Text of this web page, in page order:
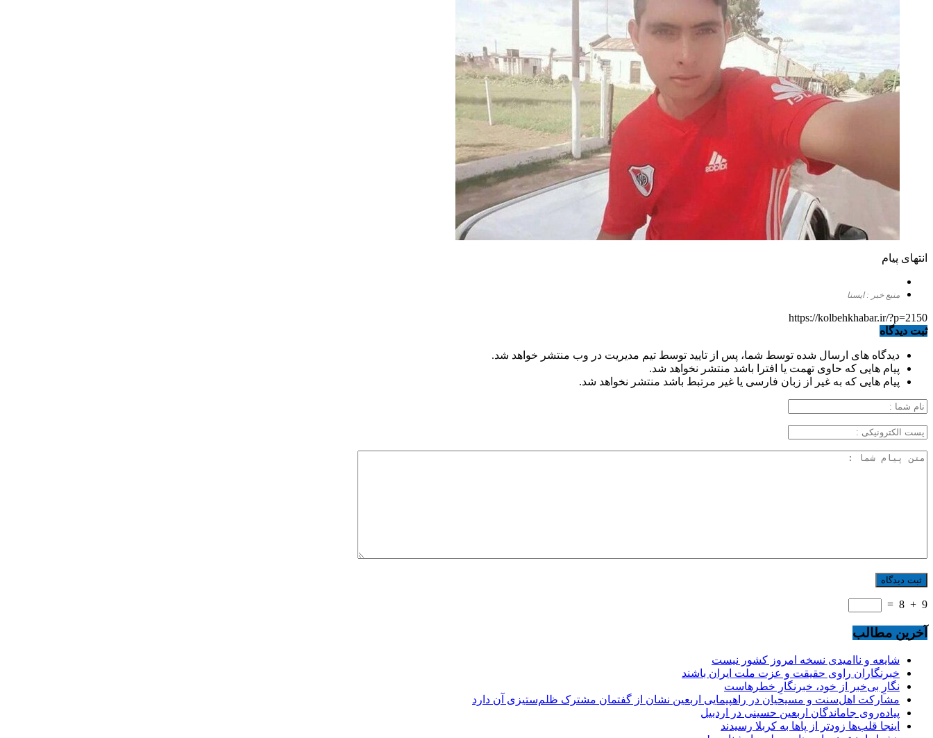
انتهای پیام
منبع خبر : ایسنا
https://kolbehkhabar.ir/?p=2150
ثبت دیدگاه
دیدگاه های ارسال شده توسط شما، پس از تایید توسط تیم مدیریت در وب منتشر خواهد شد.
پیام هایی که حاوی تهمت یا افترا باشد منتشر نخواهد شد.
پیام هایی که به غیر از زبان فارسی یا غیر مرتبط باشد منتشر نخواهد شد.
9
+
8
=
آخرین مطالب
شایعه و ناامیدی نسخه امروز کشور نیست
خبرنگاران راوی حقیقت و عزت ملت ایران باشند
نگارِ بی‌خبر از خود، خبرنگارِ خطرهاست
مشارکت اهل‌سنت و مسیحیان در راهپیمایی اربعین نشان از گفتمان مشترک ظلم‌ستیزی آن دارد
پیاده‌روی جاماندگان اربعین حسینی در اردبیل
اینجا قلب‌ها زودتر از پاها به کربلا رسیدند